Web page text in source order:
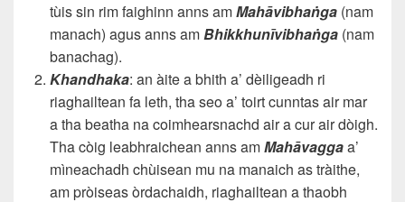
tùis sin rim faighinn anns amMahāvibhaṅga (nam
manach) agus anns amBhikkhunīvibhaṅga (nam
banachag).
Khandhaka: an àite a bhith a’ dèiligeadh ri
riaghailtean fa leth, tha seo a’ toirt cunntas air mar
a tha beatha na coimhearsnachd air a cur air dòigh.
Tha còig leabhraichean anns amMahāvaggaa’
mìneachadh chùisean mu na manaich as tràithe,
am pròiseas òrdachaidh, riaghailtean a thaobh